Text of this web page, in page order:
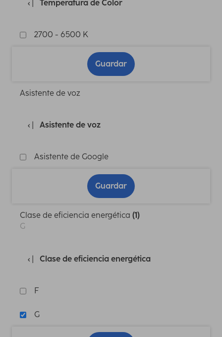
Temperatura de Color
2700 - 6500 K
Guardar
Asistente de voz
Asistente de voz
Asistente de Google
Guardar
Clase de eficiencia energética (1)
G
Clase de eficiencia energética
F
G